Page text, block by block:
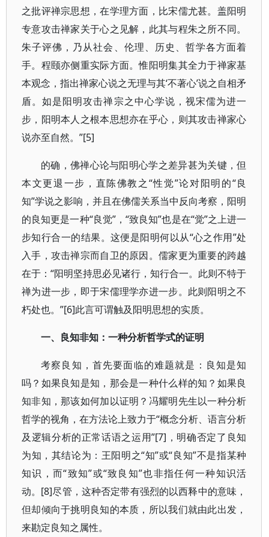
之批评禅宗思想，在学理方面，比宋儒尤甚。盖阳明
专意攻击禅家关于心之见解，此其与程朱之所不同。
朱子评佛，乃从社会、伦理、历史、哲学各方面着
手。程颐亦侧重实际方面。惟阳明集其全力于禅家基
本观念，指出禅家心说之无理与其‘不著心’说之自相矛
盾。如是阳明攻击禅宗之中心学说，视宋儒为进一
步，阳明本人之根本思想亦在乎心，则其攻击禅家心
说亦至自然。”[5]
的确，佛禅心论与阳明心学之差异甚为关键，但
本文更退一步，直陈佛教之“性觉”论对阳明的“良
知”学说之影响，并且在佛儒关系当中反向考察，阳明
的良知更是一种“良觉”，“致良知”也是在“觉”之上进一
步知行合一的结果。这便是阳明何以从“心之作用”处
入手，攻击禅宗而自卫的原因。儒家更为重要的跨越
在于：“阳明坚持思必见诸行，知行合一。此则不特于
禅为进一步，即于宋儒理学亦进一步。此则阳明之不
朽处也。”[6]此言可谓触及阳明思想的实质。
一、良知非知：一种分析哲学式的证明
考察良知，首先要面临的难题就是：良知是知
吗？如果良知是知，那会是一种什么样的知？如果良
知非知，那该如何加以证明？冯耀明先生以一种分析
哲学的视角，在方法论上致力于“概念分析、语言分析
及逻辑分析的正常话语之运用”[7]，明确否定了良知
为知，其结论为：王阳明之“知”或“良知”不是指某种
知识，而“致知”或“致良知”也非指任何一种知识活
动。[8]尽管，这种否定带有强烈的以西释中的意味，
但却倾向于挑明良知的本质，所以我们就由此出发，
来勘定良知之属性。